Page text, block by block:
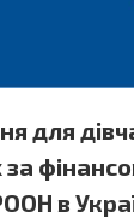
для
за
в